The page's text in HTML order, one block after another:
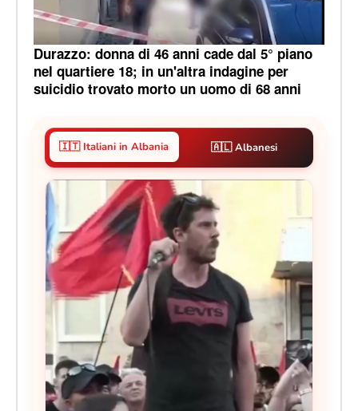
Durazzo: donna di 46 anni cade dal 5° piano
nel quartiere 18; in un'altra indagine per
suicidio trovato morto un uomo di 68 anni
🇮🇹 Italiani in Albania 🇦🇱 Albanesi